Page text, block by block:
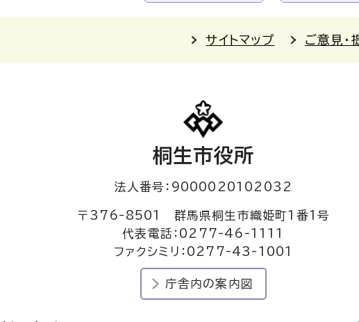
サイトマップ ご意見・
桐生市役所
法人番号：9000020102032
〒376-8501 群馬県桐生市織姫町1番1号
代表電話：0277-46-1111
ファクシミリ：0277-43-1001
庁舎内の案内図